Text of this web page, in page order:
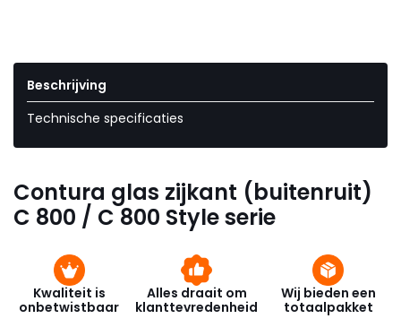
Beschrijving
Technische specificaties
Contura glas zijkant (buitenruit)
C 800 / C 800 Style serie
Kwaliteit is
onbetwistbaar
Alles draait om
klanttevredenheid
Wij bieden een
totaalpakket